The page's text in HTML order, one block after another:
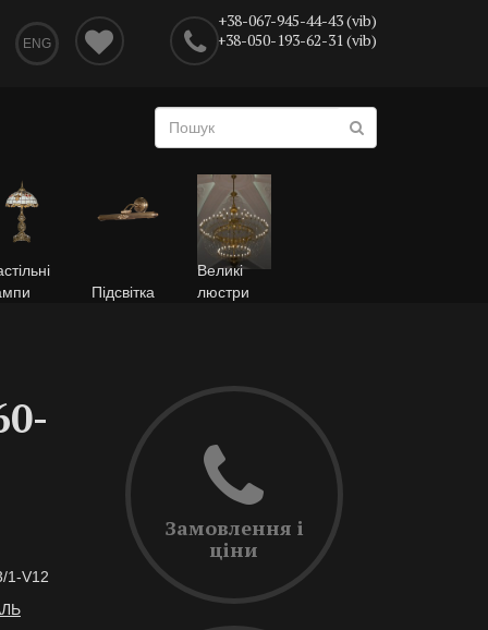
ENG
+38-067-945-44-43 (vib)
+38-050-193-62-31 (vib)
Підсвітка
Великі
люстри
1-V12
Замовлення і
ціни